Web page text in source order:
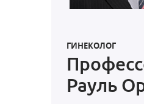
ГИНЕКОЛОГ
Рауль